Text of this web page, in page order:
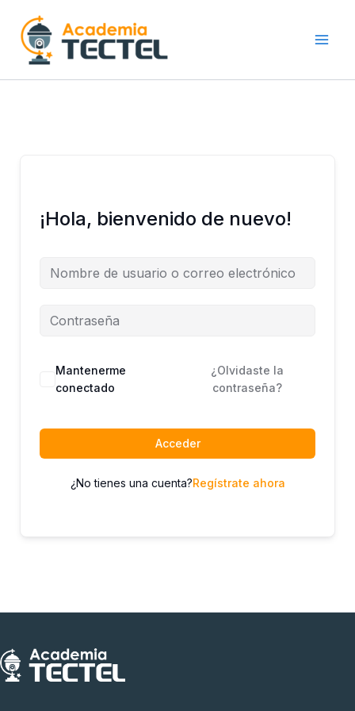
contenido
¡Hola, bienvenido de nuevo!
Mantenerme
conectado
¿Olvidaste la
contraseña?
Acceder
¿No tienes una cuenta?Regístrate ahora